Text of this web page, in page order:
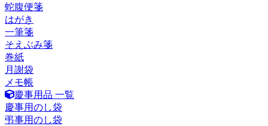
蛇腹便箋
はがき
一筆箋
そえぶみ箋
巻紙
月謝袋
メモ帳
慶事用品 一覧
慶事用のし袋
弔事用のし袋